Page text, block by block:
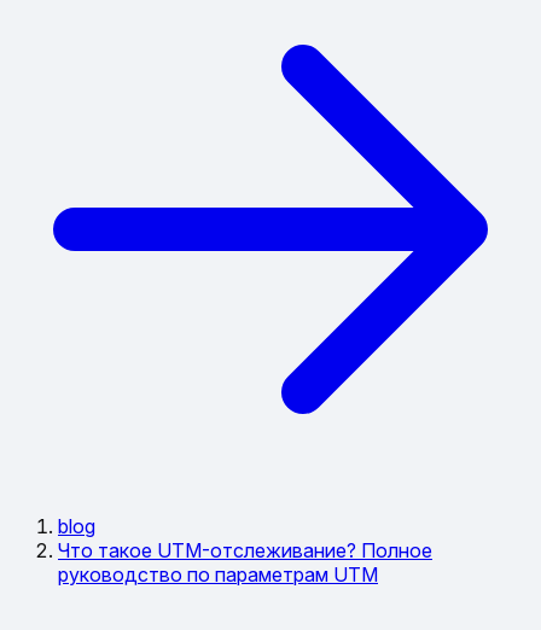
blog
Что такое UTM-отслеживание? Полное
руководство по параметрам UTM